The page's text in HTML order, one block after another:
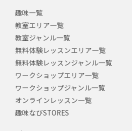
趣味一覧
教室エリア一覧
教室ジャンル一覧
無料体験レッスンエリア一覧
無料体験レッスンジャンル一覧
ワークショップエリア一覧
ワークショップジャンル一覧
オンラインレッスン一覧
趣味なびSTORES